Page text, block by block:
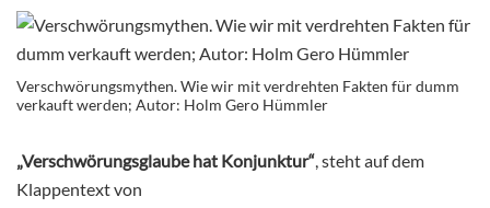
Verschwörungsmythen. Wie wir mit verdrehten Fakten für dumm
verkauft werden; Autor: Holm Gero Hümmler
„Verschwörungsglaube hat Konjunktur“, steht auf dem
Klappentext von